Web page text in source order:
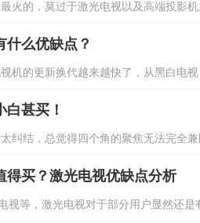
火的，莫过于激光电视以及高端投影
什么优缺点？
的更新换代越来越快了，从黑白电视
甚买！
纠结，总觉得四个角的聚焦无法完全
得买？激光电视优缺点分析
视等，激光电视对于部分用户显然还